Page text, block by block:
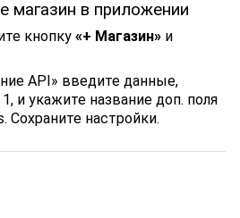
магазин в приложении
кнопку «+ Магазин» и
API» введите данные,
и укажите название доп. поля
Сохраните настройки.